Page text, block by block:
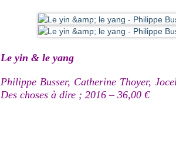
Le yin & le yang
Philippe Busser, Catherine Thoyer,
Des choses à dire ; 2016 – 36,00 €